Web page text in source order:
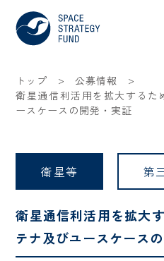
トップ > 公募情報 >
衛星通信利活用を拡大するた
ースケースの開発・実証
衛星等 第
衛星通信利活用を拡大
テナ及びユースケース